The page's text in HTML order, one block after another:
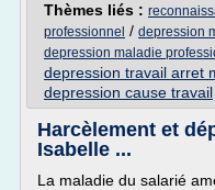
Thèmes liés :
professionnel / depression
depression maladie
depression travail arret
depression cause travail
Harcèlement et
Isabelle ...
La maladie du salarié